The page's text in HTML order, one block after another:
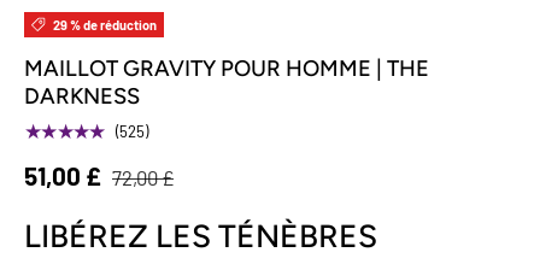
29 % de réduction
MAILLOT GRAVITY POUR HOMME | THE
DARKNESS
★★★★★ (525)
51,00 £ 72,00 £
LIBÉREZ LES TÉNÈBRES